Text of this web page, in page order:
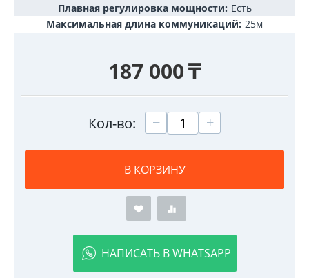
Плавная регулировка мощности: Есть
Максимальная длина коммуникаций: 25м
187 000₸
Кол-во: +
−
В КОРЗИНУ
НАПИСАТЬ В WHATSAPP